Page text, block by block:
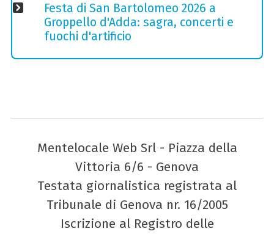
Festa di San Bartolomeo 2026 a
Groppello d'Adda: sagra, concerti e
fuochi d'artificio
Mentelocale Web Srl - Piazza della
Vittoria 6/6 - Genova
Testata giornalistica registrata al
Tribunale di Genova nr. 16/2005
Iscrizione al Registro delle